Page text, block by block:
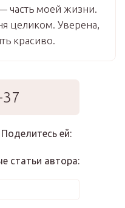
часть моей жизни.
целиком. Уверена,
красиво.
ей:
статьи автора: